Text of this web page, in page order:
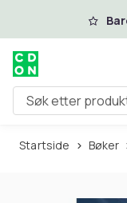
Hopp til
Søk etter
Startside Bøker